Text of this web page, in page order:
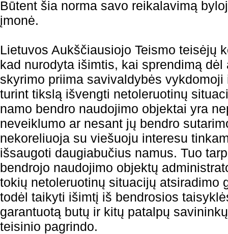
Būtent šia norma savo reikalavimą
įmonė.
Lietuvos Aukščiausiojo Teismo teisėjų
kad nurodyta išimtis, kai sprendimą dėl
skyrimo priima savivaldybės
turint tikslą išvengti netoleruotinų
namo bendro naudojimo objektai yra
neveiklumo ar nesant jų bendro
nekoreliuoja su viešuoju interesu
išsaugoti daugiabučius namus. Tuo
bendrojo naudojimo objektų
tokių netoleruotinų situacijų atsiradimo
todėl taikyti išimtį iš bendrosios
garantuotą butų ir kitų patalpų
teisinio pagrindo.